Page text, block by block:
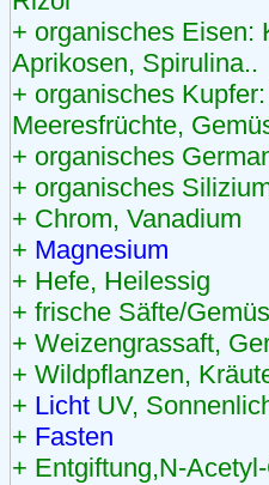
+ organisches Eisen:
Aprikosen, Spirulina..
+ organisches
Meeresfrüchte,
+ organisches
+ organisches
+ Chrom, Vanadium
+ Magnesium
+ Hefe, Heilessig
+ frische Säfte/
+ Weizengrassaft,
+ Wildpflanzen,
+ Licht UV,
+ Fasten
+ Entgiftung,N-